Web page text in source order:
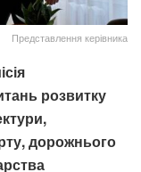
Представлення керівника
розвитку
дорожнього